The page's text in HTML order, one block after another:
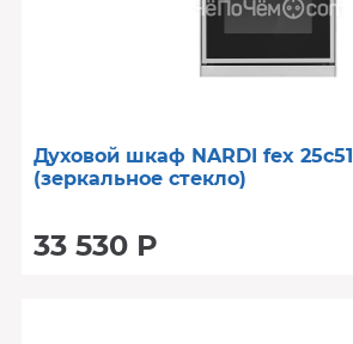
Духовой шкаф NARDI fex
(зеркальное стекло)
33 530 Р